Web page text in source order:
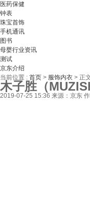
医药保健
钟表
珠宝首饰
手机通讯
图书
母婴行业资讯
测试
京东介绍
当前位置 : 首页 > 服饰内衣 > 正
木子胜（
2019-07-25 15:36 来源：京东